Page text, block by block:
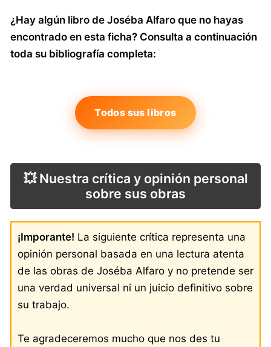
¿Hay algún libro de Joséba Alfaro que no hayas
encontrado en esta ficha? Consulta a continuación
toda su bibliografía completa:
Todos sus libros
💥 Nuestra crítica y opinión personal
sobre sus obras
¡Imporante! La siguiente crítica representa una
opinión personal basada en una lectura atenta
de las obras de Joséba Alfaro y no pretende ser
una verdad universal ni un juicio definitivo sobre
su trabajo.
Te agradeceremos mucho que nos des tu